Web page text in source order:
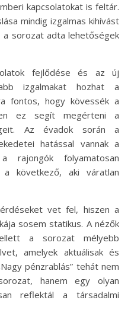
kapcsolatokat is feltár.
mindig izgalmas kihívást
a sorozat adta lehetőségek
fejlődése és az új
izgalmakat hozhat a
fontos, hogy kövessék a
ez segít megérteni a
Az évadok során a
hatással vannak a
rajongók folyamatosan
következő, aki váratlan
vet fel, hiszen a
sosem statikus. A nézők
a sorozat mélyebb
amelyek aktuálisak és
pénzrablás” tehát nem
hanem egy olyan
reflektál a társadalmi